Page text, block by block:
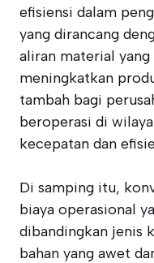
efisiensi dalam
yang dirancang
aliran material yang
meningkatkan
tambah bagi
beroperasi di
kecepatan dan
Di samping itu,
biaya operasional
dibandingkan jenis
bahan yang awet